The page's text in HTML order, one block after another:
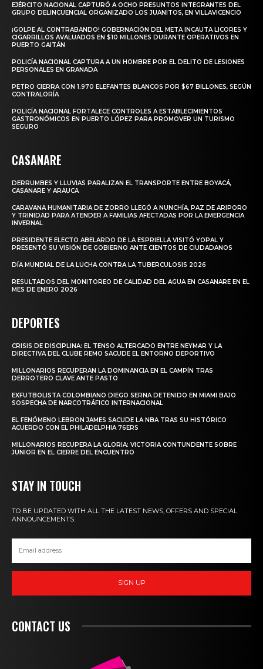
EJÉRCITO NACIONAL CAPTURÓ A OCHO PRESUNTOS INTEGRANTES DEL
GRUPO DELINCUENCIAL ORGANIZADO LOS JUANITOS, EN VILLAVICENCIO
¡GOLPE AL CONTRABANDO! GOBERNACIÓN DEL META INCAUTA LICORES Y
CIGARRILLOS AVALUADOS EN $10 MILLONES DURANTE OPERATIVOS EN
PUERTO GAITÁN
POLICÍA NACIONAL CAPTURA A UN HOMBRE POR EL DELITO DE LESIONES
PERSONALES EN GRANADA
PETRO CIERRA CON 1.970 ELEFANTES BLANCOS POR $67 BILLONES, SEGÚN
CONTRALORÍA
POLICÍA NACIONAL FORTALECE CONTROLES A ESTABLECIMIENTOS
GASTRONÓMICOS EN PUERTO LÓPEZ PARA PROMOVER UN TURISMO
SEGURO
CASANARE
DERRUMBES Y LLUVIAS PARALIZAN EL TRANSPORTE ENTRE BOYACÁ,
CASANARE Y ARAUCA
CARAVANA HUMANITARIA DE ZORRO LLEGÓ A NUNCHÍA, PAZ DE ARIPORO
Y TRINIDAD PARA ATENDER A FAMILIAS AFECTADAS POR LA EMERGENCIA
INVERNAL
PRESIDENTE ELECTO ABELARDO DE LA ESPRIELLA VISITÓ YOPAL Y
PRESENTÓ SU VISIÓN DE GOBIERNO ANTE CIENTOS DE CIUDADANOS
DÍA MUNDIAL DE LA LUCHA CONTRA LA TUBERCULOSIS 2026
RESULTADOS DEL MONITOREO DE CALIDAD DEL AGUA EN CASANARE EN EL
MES DE ENERO 2026
DEPORTES
CRISIS DE DISCIPLINA: EL TENSO ALTERCADO ENTRE NEYMAR Y LA
DIRECTIVA DEL CLUBE REMO SACUDE EL ENTORNO DEPORTIVO
MILLONARIOS RECUPERAN LA DOMINANCIA EN EL CAMPÍN TRAS
DERROTERO CLAVE ANTE PASTO
EXFUTBOLISTA COLOMBIANO DIEGO SERNA DETENIDO EN MIAMI BAJO
SOSPECHA DE NARCOTRÁFICO INTERNACIONAL
EL FENÓMENO LEBRON JAMES SACUDE LA NBA TRAS SU HISTÓRICO
ACUERDO CON EL PHILADELPHIA 76ERS
MILLONARIOS RECUPERA LA GLORIA: VICTORIA CONTUNDENTE SOBRE
JUNIOR EN EL CIERRE DEL ENCUENTRO
STAY IN TOUCH
TO BE UPDATED WITH ALL THE LATEST NEWS, OFFERS AND SPECIAL
ANNOUNCEMENTS.
SIGN UP
CONTACT US